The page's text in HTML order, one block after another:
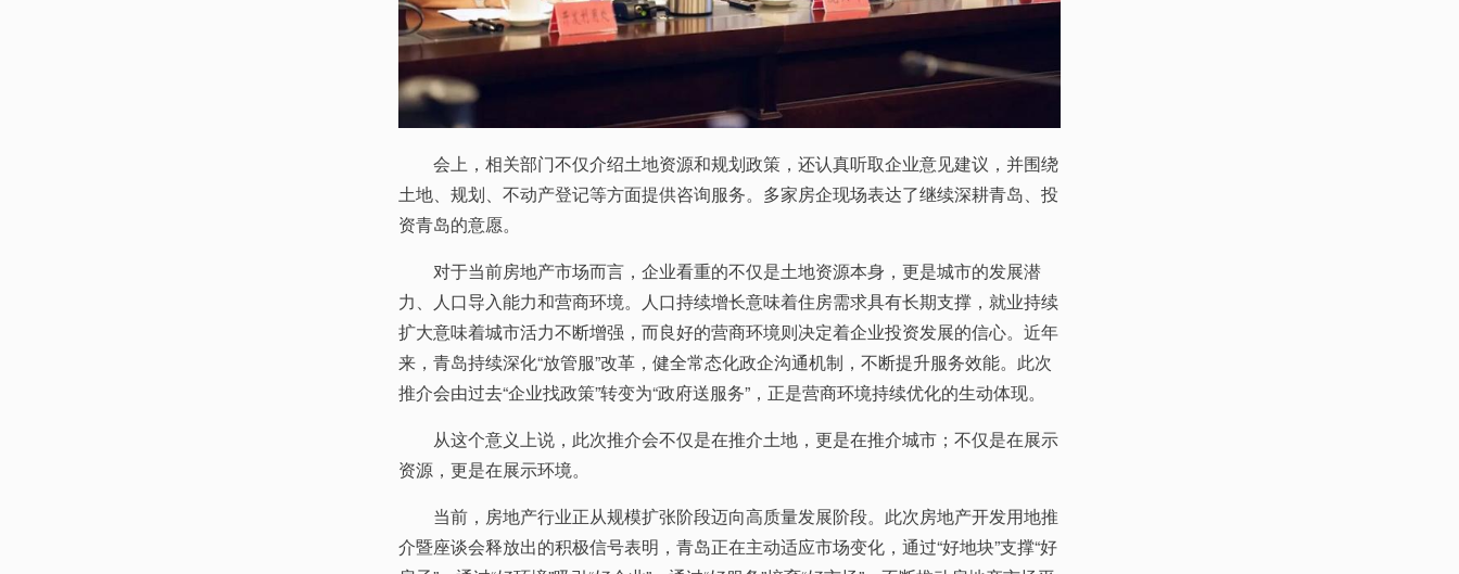
会上，相关部门不仅介绍土地资源和规划政策，还认真听取企业意见建议，并围绕
土地、规划、不动产登记等方面提供咨询服务。多家房企现场表达了继续深耕青岛、投
资青岛的意愿。
对于当前房地产市场而言，企业看重的不仅是土地资源本身，更是城市的发展潜
力、人口导入能力和营商环境。人口持续增长意味着住房需求具有长期支撑，就业持续
扩大意味着城市活力不断增强，而良好的营商环境则决定着企业投资发展的信心。近年
来，青岛持续深化“放管服”改革，健全常态化政企沟通机制，不断提升服务效能。此次
推介会由过去“企业找政策”转变为“政府送服务”，正是营商环境持续优化的生动体现。
从这个意义上说，此次推介会不仅是在推介土地，更是在推介城市；不仅是在展示
资源，更是在展示环境。
当前，房地产行业正从规模扩张阶段迈向高质量发展阶段。此次房地产开发用地推
介暨座谈会释放出的积极信号表明，青岛正在主动适应市场变化，通过“好地块”支撑“好